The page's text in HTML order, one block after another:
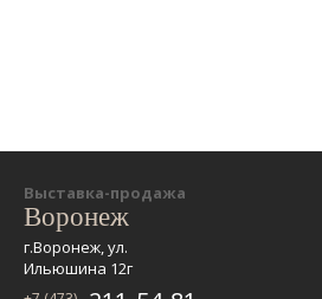
Выставка-продажа
Воронеж
г.Воронеж, ул.
Ильюшина 12г